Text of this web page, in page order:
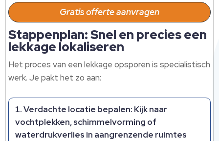
Gratis offerte aanvragen
Stappenplan: Snel en precies een
lekkage lokaliseren
Het proces van een lekkage opsporen is specialistisch
werk. Je pakt het zo aan:
Verdachte locatie bepalen: Kijk naar
vochtplekken, schimmelvorming of
waterdrukverlies in aangrenzende ruimtes